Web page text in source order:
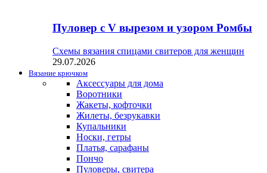
Пуловер с V вырезом и узором Ромбы
Схемы вязания спицами свитеров для женщин
29.07.2026
Вязание крючком
Аксессуары для дома
Воротники
Жакеты, кофточки
Жилеты, безрукавки
Купальники
Носки, гетры
Платья, сарафаны
Пончо
Пуловеры, свитера